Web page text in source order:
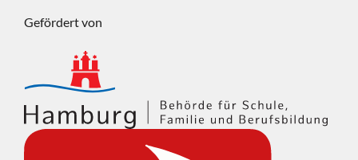
Gefördert von